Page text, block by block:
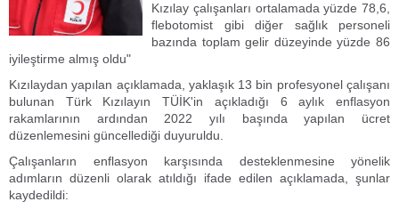
Kızılay çalışanları ortalamada yüzde 78,6,
flebotomist gibi diğer sağlık personeli
bazında toplam gelir düzeyinde yüzde 86
iyileştirme almış oldu"
Kızılaydan yapılan açıklamada, yaklaşık 13 bin profesyonel çalışanı
bulunan Türk Kızılayın TÜİK'in açıkladığı 6 aylık enflasyon
rakamlarının ardından 2022 yılı başında yapılan ücret
düzenlemesini güncellediği duyuruldu.
Çalışanların enflasyon karşısında desteklenmesine yönelik
adımların düzenli olarak atıldığı ifade edilen açıklamada, şunlar
kaydedildi: